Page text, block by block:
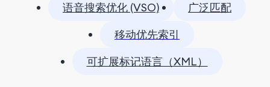
语音搜索优化 (VSO)
广泛匹配
移动优先索引
可扩展标记语言（XML）